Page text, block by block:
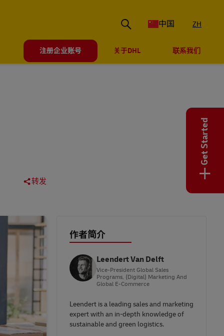
中国 ZH
注册企业账号 关于DHL 联系我们
转发
作者简介
Leendert Van Delft
Vice-President Global Sales
Programs, (Digital) Marketing And
Global E-Commerce
Leendert is a leading sales and marketing
expert with an in-depth knowledge of
sustainable and green logistics.
Get Started
+